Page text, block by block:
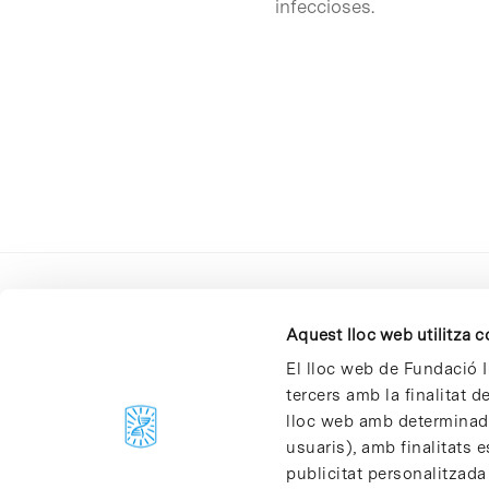
Aquest lloc web utilitza
El lloc web de Fundació
tercers amb la finalitat
lloc web amb
usuaris), amb finalitats
publicitat
infeccioses.
C/Baldiri Reixac, 4-12 i 15